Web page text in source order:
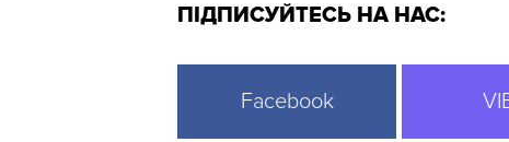
ПІДПИСУЙТЕСЬ НА НАС:
Facebook